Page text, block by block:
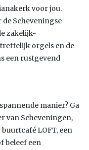
voor jou.
Scheveningse
zakelijk-
orgels en de
een rustgevend
manier? Ga
van Scheveningen,
LOFT, een
beleef een